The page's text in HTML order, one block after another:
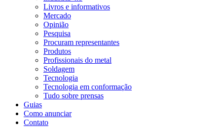
Livros e informativos
Mercado
Opinião
Pesquisa
Procuram representantes
Produtos
Profissionais do metal
Soldagem
Tecnologia
Tecnologia em conformação
Tudo sobre prensas
Guias
Como anunciar
Contato